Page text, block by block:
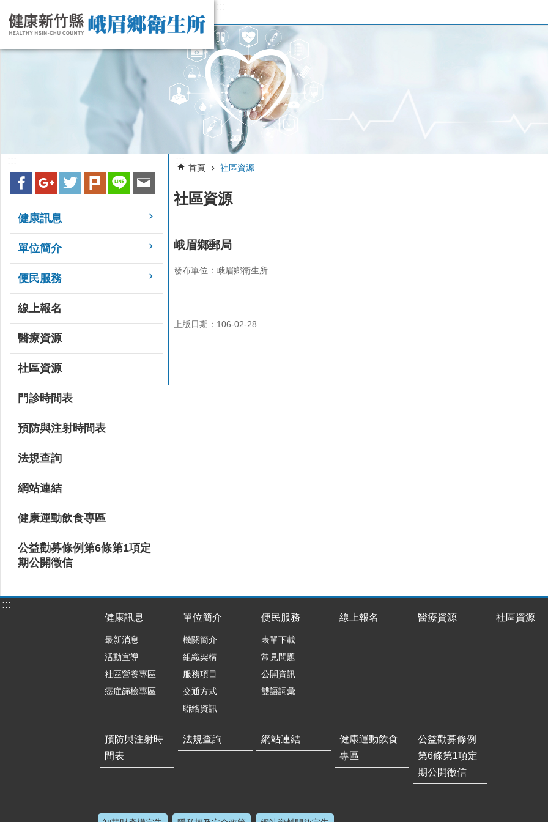
跳到主要內容區塊
健康訊息
單位簡介
便民服務
線上報名
醫療資源
社區資源
門診時間表
預防與注射時間表
法規查詢
網站連結
健康運動飲食專區
公益勸募條例第6條第1項定
期公開徵信
首頁 社區資源
社區資源
峨眉鄉郵局
發布單位：峨眉鄉衛生所
上版日期：106-02-28
:::
健康訊息
最新消息
活動宣導
社區營養專區
癌症篩檢專區
單位簡介
機關簡介
組織架構
服務項目
交通方式
聯絡資訊
便民服務
表單下載
常見問題
公開資訊
雙語詞彙
線上報名 醫療資源 社區資源
預防與注射時
間表
法規查詢 網站連結
健康運動飲食
專區
公益勸募條例
第6條第1項定
期公開徵信